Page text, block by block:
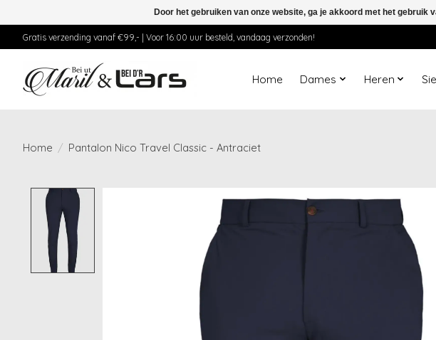
Gratis verzending vanaf €99,- | Voor 16:00 uur besteld, vandaag verzonden!
Home Dames Heren
Home / Pantalon Nico Travel Classic - Antraciet
Product image slideshow Items
Door het gebruiken van onze website, ga je akkoord met het gebruik